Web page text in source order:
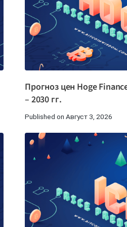
Прогноз цен Hoge
– 2030 гг.
Published on Август 3, 2026